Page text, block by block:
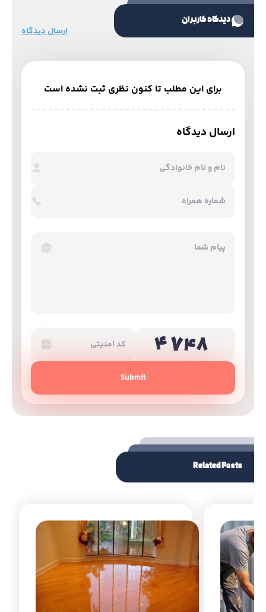
دیدگاه کاربران
ارسال دیدگاه
برای این مطلب تا کنون نظری ثبت نشده است
ارسال دیدگاه
Submit
Related Posts